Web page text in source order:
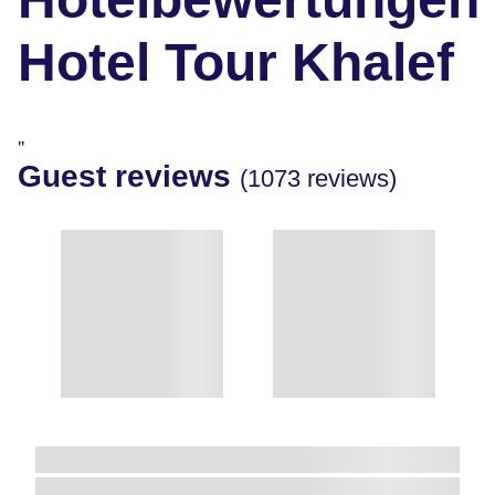
Hotel Tour Khalef
"
Guest reviews (1073 reviews)